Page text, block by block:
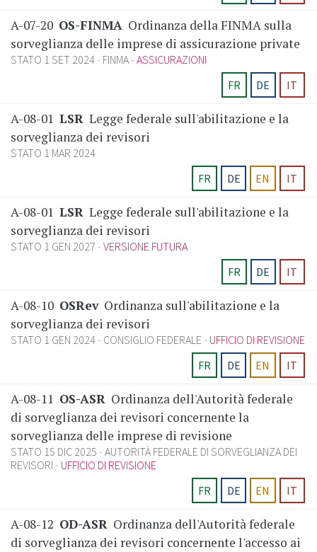
A-07-20 OS-FINMA Ordinanza della FINMA sulla
sorveglianza delle imprese di assicurazione private
STATO 1 SET 2024 FINMA ASSICURAZIONI
FR
DE IT
A-08-01 LSR Legge federale sull'abilitazione e la
sorveglianza dei revisori
STATO 1 MAR 2024
FR
DE EN IT
A-08-01 LSR Legge federale sull'abilitazione e la
sorveglianza dei revisori
STATO 1 GEN 2027 VERSIONE FUTURA
FR
DE IT
A-08-10 OSRev Ordinanza sull'abilitazione e la
sorveglianza dei revisori
STATO 1 GEN 2024 CONSIGLIO FEDERALE
UFFICIO DI REVISIONE
FR
DE EN IT
A-08-11 OS-ASR Ordinanza dell'Autorità federale
di sorveglianza dei revisori concernente la
sorveglianza delle imprese di revisione
STATO 15 DIC 2025 AUTORITÀ FEDERALE DI SORVEGLIANZA DEI
REVISORI
UFFICIO DI REVISIONE
FR
DE EN IT
A-08-12 OD-ASR Ordinanza dell'Autorità federale
di sorveglianza dei revisori concernente l'accesso ai